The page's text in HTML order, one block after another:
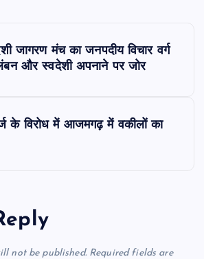
जागरण मंच का जनपदीय विचार वर्ग
और स्वदेशी अपनाने पर जोर
के विरोध में आजमगढ़ में वकीलों का
not be published. Required fields are